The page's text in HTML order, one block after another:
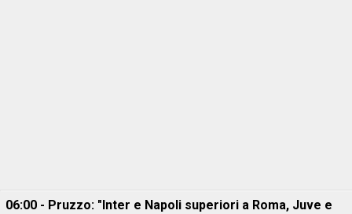
06:00 - Pruzzo: "Inter e Napoli superiori a Roma, Juve e